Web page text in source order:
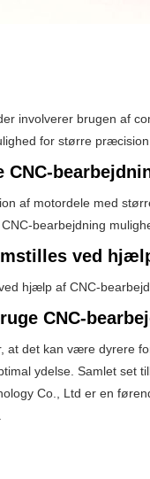
involverer brugen af
for større præcision
CNC-
af motordele med
bearbejdning
ved
hjælp af CNC-
CNC-
at det kan være dyrere
ydelse. Samlet set
Co., Ltd er en